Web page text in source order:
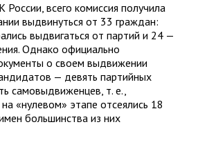
всего комиссия получила
выдвинуться от 33 граждан:
выдвигаться от партий и 24 —
Однако официально
о своем выдвижении
— девять партийных
самовыдвиженцев, т. е.,
«нулевом» этапе отсеялись 18
большинства из них